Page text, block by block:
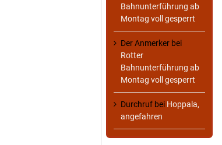
Bahnunterführung ab
Montag voll gesperrt
Der Anmerker bei
Rotter
Bahnunterführung ab
Montag voll gesperrt
Durchruf bei Hoppala,
angefahren